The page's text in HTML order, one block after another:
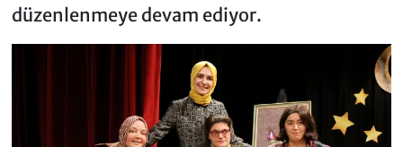
düzenlenmeye devam ediyor.